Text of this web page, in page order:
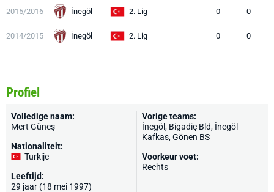
2015/2016 İnegöl 2. Lig 0 0
2014/2015 İnegöl 2. Lig 0 0
Profiel
Volledige naam:
Mert Güneş
Nationaliteit:
Turkije
Leeftijd:
29 jaar (18 mei 1997)
Vorige teams:
İnegöl, Bigadiç Bld, İnegöl
Kafkas, Gönen BS
Voorkeur voet:
Rechts